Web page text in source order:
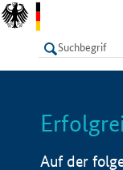
LISTE
Auf der